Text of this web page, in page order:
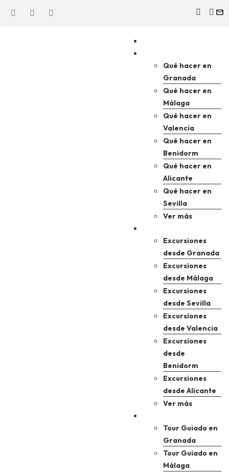
Qué hacer en
Granada
Qué hacer en
Málaga
Qué hacer en
Valencia
Qué hacer en
Benidorm
Qué hacer en
Alicante
Qué hacer en
Sevilla
Ver más
Excursiones
desde Granada
Excursiones
desde Málaga
Excursiones
desde Sevilla
Excursiones
desde Valencia
Excursiones
desde
Benidorm
Excursiones
desde Alicante
Ver más
Tour Guiado en
Granada
Tour Guiado en
Málaga